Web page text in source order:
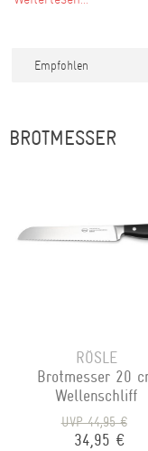
BROTMESSER
RÖSLE
Brotmesser 20
Wellenschliff
UVP 44,95 €
34,95 €